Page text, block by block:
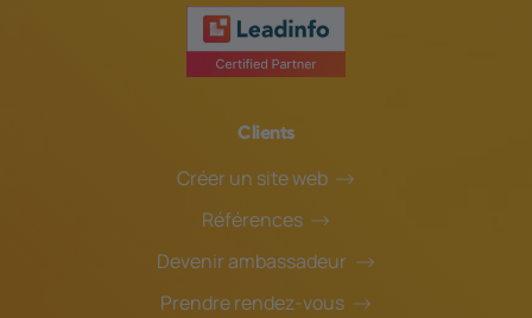
Clients
Créer un site web
Références
Devenir ambassadeur
Prendre rendez-vous